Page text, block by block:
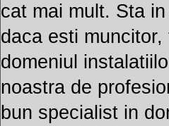
cat mai mult. Sta
daca esti
domeniul
noastra de
bun specialist in